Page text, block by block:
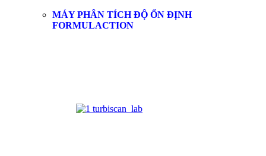
MÁY PHÂN TÍCH ĐỘ ỔN ĐỊNH
FORMULACTION